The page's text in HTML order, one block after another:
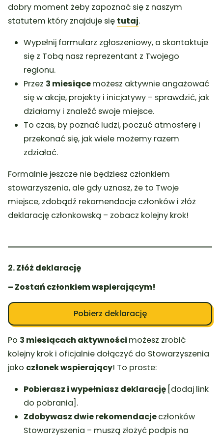
dobry moment żeby zapoznać się z naszym
statutem który znajduje się tutaj.
Wypełnij formularz zgłoszeniowy, a skontaktuje
się z Tobą nasz reprezentant z Twojego
regionu.
Przez 3 miesiącemożesz aktywnie angażować
się w akcje, projekty i inicjatywy – sprawdzić, jak
działamy i znaleźć swoje miejsce.
To czas, by poznać ludzi, poczuć atmosferę i
przekonać się, jak wiele możemy razem
zdziałać.
Formalnie jeszcze nie będziesz członkiem
stowarzyszenia, ale gdy uznasz, że to Twoje
miejsce, zdobądź rekomendacje członków i złóż
deklarację członkowską – zobacz kolejny krok!
2. Złóż deklarację
– Zostań członkiem wspierającym!
Pobierz deklarację
Po 3 miesiącach aktywności możesz zrobić
kolejny krok i oficjalnie dołączyć do Stowarzyszenia
jako członek wspierający! To proste:
Pobierasz i wypełniasz deklarację [dodaj link
do pobrania].
Zdobywasz dwie rekomendacjeczłonków
Stowarzyszenia – muszą złożyć podpis na